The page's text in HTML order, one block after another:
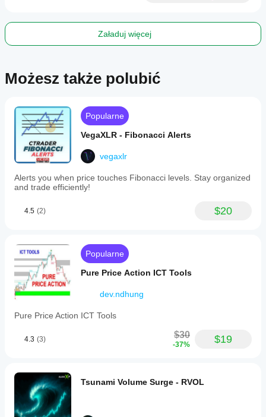
Załaduj więcej
Możesz także polubić
Popularne
VegaXLR - Fibonacci Alerts
vegaxlr
Alerts you when price touches Fibonacci levels. Stay organized
and trade efficiently!
4.5 (2) $20
Popularne
Pure Price Action ICT Tools
dev.ndhung
Pure Price Action ICT Tools
4.3 (3) $30
-37% $19
Tsunami Volume Surge - RVOL